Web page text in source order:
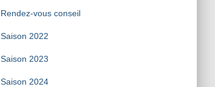
Rendez-vous conseil
Saison 2022
Saison 2023
Saison 2024